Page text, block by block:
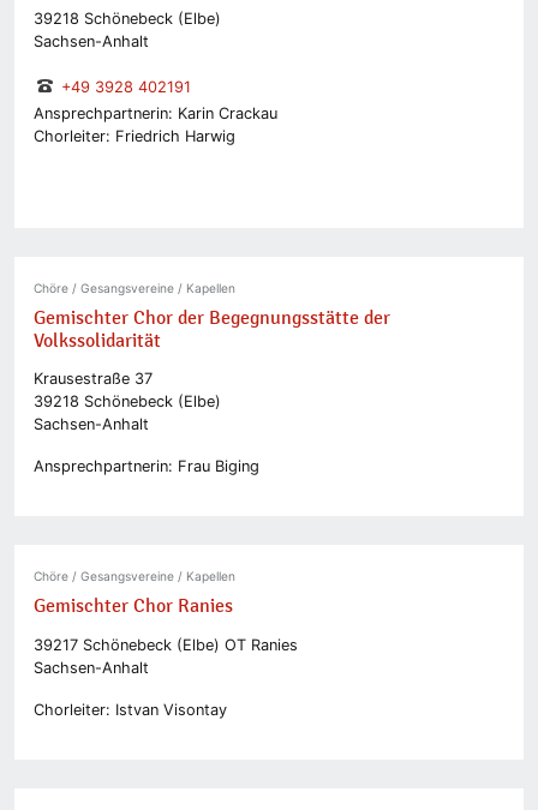
39218 Schönebeck (Elbe)
Sachsen-Anhalt
+49 3928 402191
Ansprechpartnerin: Karin Crackau
Chorleiter: Friedrich Harwig
Chöre / Gesangsvereine / Kapellen
Gemischter Chor der Begegnungsstätte der
Volkssolidarität
Krausestraße 37
39218 Schönebeck (Elbe)
Sachsen-Anhalt
Ansprechpartnerin: Frau Biging
Chöre / Gesangsvereine / Kapellen
Gemischter Chor Ranies
39217 Schönebeck (Elbe) OT Ranies
Sachsen-Anhalt
Chorleiter: Istvan Visontay